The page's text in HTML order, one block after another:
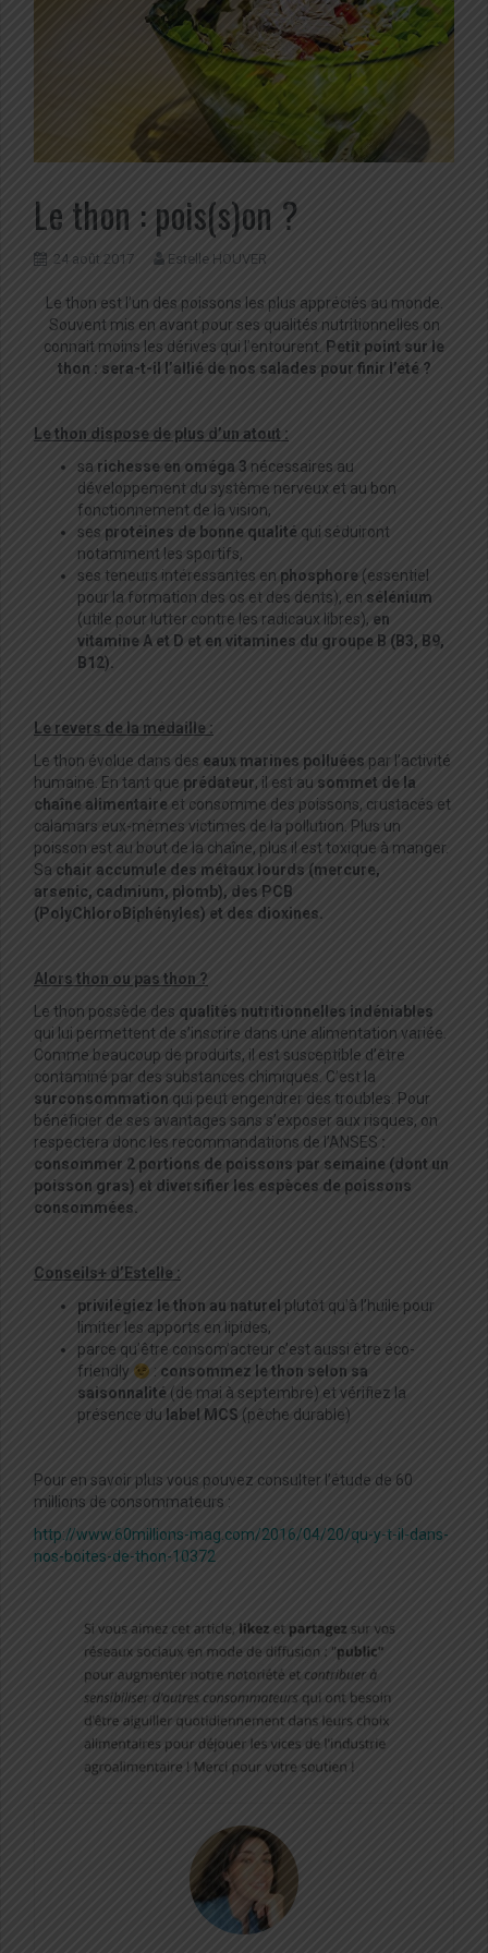
Le thon : pois(s)on ?
24 août 2017 Estelle HOUVER
Le thon est l’un des poissons les plus appréciés au monde.
Souvent mis en avant pour ses qualités nutritionnelles on
connait moins les dérives qui l’entourent. Petit point sur le
thon : sera-t-il l’allié de nos salades pour finir l’été ?
Le thon dispose de plus d’un atout :
sa richesse en oméga 3 nécessaires au
développement du système nerveux et au bon
fonctionnement de la vision,
ses protéines de bonne qualité qui séduiront
notamment les sportifs,
ses teneurs intéressantes en phosphore (essentiel
pour la formation des os et des dents), en sélénium
(utile pour lutter contre les radicaux libres), en
vitamine A et D et en vitamines du groupe B (B3, B9,
B12).
Le revers de la médaille :
Le thon évolue dans des eaux marines polluées par l’activité
humaine. En tant que prédateur, il est au sommet de la
chaîne alimentaire et consomme des poissons, crustacés et
calamars eux-mêmes victimes de la pollution. Plus un
poisson est au bout de la chaîne, plus il est toxique à manger.
Sa chair accumule des métaux lourds (mercure,
arsenic, cadmium, plomb), des PCB
(PolyChloroBiphényles) et des dioxines.
Alors thon ou pas thon ?
Le thon possède des qualités nutritionnelles indéniables
qui lui permettent de s’inscrire dans une alimentation variée.
Comme beaucoup de produits, il est susceptible d’être
contaminé par des substances chimiques. C’est la
surconsommation qui peut engendrer des troubles. Pour
bénéficier de ses avantages sans s’exposer aux risques, on
respectera donc les recommandations de l’ANSES :
consommer 2 portions de poissons par semaine (dont un
poisson gras) et diversifier les espèces de poissons
consommées.
Conseils+ d’Estelle :
privilégiez le thon au naturel plutôt qu’à l’huile pour
limiter les apports en lipides,
parce qu’être consom’acteur c’est aussi être éco-
friendly
: consommez le thon selon sa
saisonnalité (de mai à septembre) et vérifiez la
présence du label MCS (pêche durable)
Pour en savoir plus vous pouvez consulter l’étude de 60
millions de consommateurs :
http://www.60millions-mag.com/2016/04/20/qu-y-t-il-dans-
nos-boites-de-thon-10372